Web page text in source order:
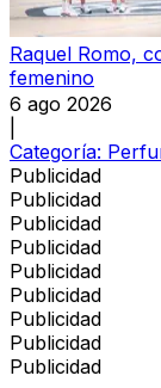
Raquel Romo,
femenino
6 ago 2026
Categoría:
Publicidad
Publicidad
Publicidad
Publicidad
Publicidad
Publicidad
Publicidad
Publicidad
Publicidad